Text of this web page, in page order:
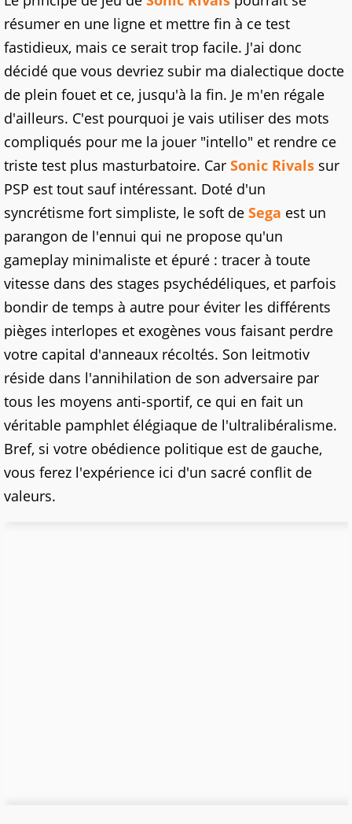
résumer en une ligne et mettre fin à ce test
fastidieux, mais ce serait trop facile. J'ai donc
décidé que vous devriez subir ma dialectique docte
de plein fouet et ce, jusqu'à la fin. Je m'en régale
d'ailleurs. C'est pourquoi je vais utiliser des mots
compliqués pour me la jouer "intello" et rendre ce
triste test plus masturbatoire. Car Sonic Rivals sur
PSP est tout sauf intéressant. Doté d'un
syncrétisme fort simpliste, le soft de Sega est un
parangon de l'ennui qui ne propose qu'un
gameplay minimaliste et épuré : tracer à toute
vitesse dans des stages psychédéliques, et parfois
bondir de temps à autre pour éviter les différents
pièges interlopes et exogènes vous faisant perdre
votre capital d'anneaux récoltés. Son leitmotiv
réside dans l'annihilation de son adversaire par
tous les moyens anti-sportif, ce qui en fait un
véritable pamphlet élégiaque de l'ultralibéralisme.
Bref, si votre obédience politique est de gauche,
vous ferez l'expérience ici d'un sacré conflit de
valeurs.